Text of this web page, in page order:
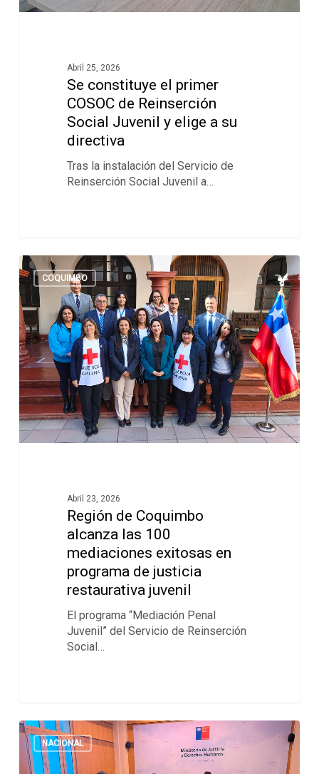
Abril 25, 2026
Se constituye el primer
COSOC de Reinserción
Social Juvenil y elige a su
directiva
Tras la instalación del Servicio de
Reinserción Social Juvenil a…
COQUIMBO
Abril 23, 2026
Región de Coquimbo
alcanza las 100
mediaciones exitosas en
programa de justicia
restaurativa juvenil
El programa “Mediación Penal
Juvenil” del Servicio de Reinserción
Social…
NACIONAL